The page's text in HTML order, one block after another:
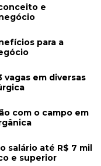
e
para a
em diversas
com o campo em
salário até R$ 7 mil
e superior